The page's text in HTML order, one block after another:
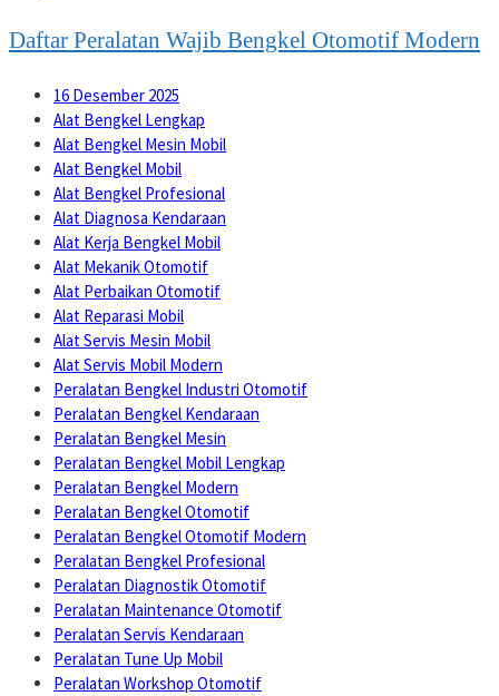
Daftar Peralatan Wajib Bengkel Otomotif Modern
16 Desember 2025
Alat Bengkel Lengkap
Alat Bengkel Mesin Mobil
Alat Bengkel Mobil
Alat Bengkel Profesional
Alat Diagnosa Kendaraan
Alat Kerja Bengkel Mobil
Alat Mekanik Otomotif
Alat Perbaikan Otomotif
Alat Reparasi Mobil
Alat Servis Mesin Mobil
Alat Servis Mobil Modern
Peralatan Bengkel Industri Otomotif
Peralatan Bengkel Kendaraan
Peralatan Bengkel Mesin
Peralatan Bengkel Mobil Lengkap
Peralatan Bengkel Modern
Peralatan Bengkel Otomotif
Peralatan Bengkel Otomotif Modern
Peralatan Bengkel Profesional
Peralatan Diagnostik Otomotif
Peralatan Maintenance Otomotif
Peralatan Servis Kendaraan
Peralatan Tune Up Mobil
Peralatan Workshop Otomotif